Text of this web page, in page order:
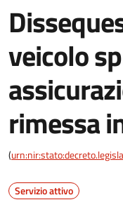
veicolo
rimessa
(
Servizio attivo